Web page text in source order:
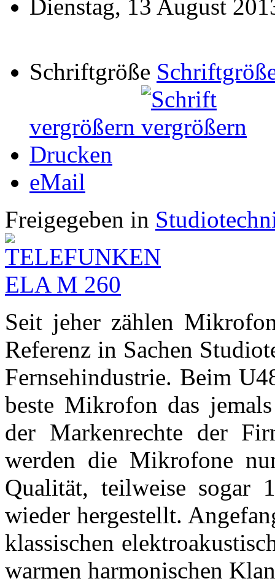
Dienstag, 13 August
Schriftgröße
vergrößern
Drucken
eMail
Freigegeben in
Seit jeher zählen
Referenz in Sachen
Fernsehindustrie. Beim
beste Mikrofon das
der Markenrechte der
werden die Mikrofone
Qualität, teilweise sogar
wieder hergestellt.
klassischen
warmen harmonischen